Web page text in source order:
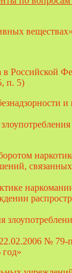
веществах»
п. 5)
№